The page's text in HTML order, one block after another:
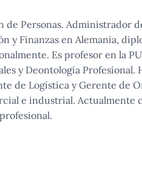
Personas. Administrador
y Finanzas en Alemania,
Es profesor en la
y Deontología Profesional.
de Logística y Gerente de
e industrial. Actualmente